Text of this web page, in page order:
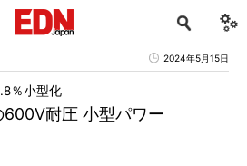
2024年5月15日
耐圧 小型パワー
％小型化